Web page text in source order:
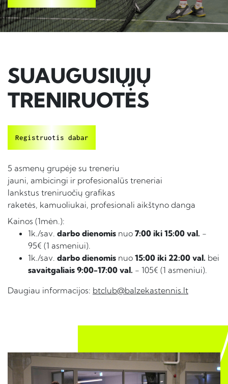
SUAUGUSIŲJŲ
TRENIRUOTĖS
Registruotis dabar
5 asmenų grupėje su treneriu
jauni, ambicingi ir profesionalūs treneriai
lankstus treniruočių grafikas
raketės, kamuoliukai, profesionali aikštyno danga
Kainos (1mėn.):
1k./sav. darbo dienomis nuo 7:00 iki 15:00 val. -
95€ (1 asmeniui).
1k./sav. darbo dienomis nuo 15:00 iki 22:00 val. bei
savaitgaliais 9:00-17:00 val. - 105€ (1 asmeniui).
Daugiau informacijos: btclub@balzekastennis.lt